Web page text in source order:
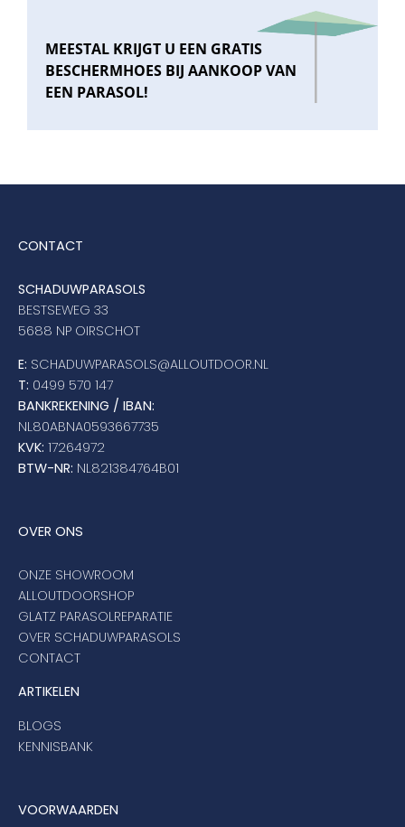
MEESTAL KRIJGT U EEN GRATIS
BESCHERMHOES BIJ AANKOOP VAN
EEN PARASOL!
CONTACT
SCHADUWPARASOLS
BESTSEWEG 33
5688 NP OIRSCHOT
E: SCHADUWPARASOLS@ALLOUTDOOR.NL
T: 0499 570 147
BANKREKENING / IBAN:
NL80ABNA0593667735
KVK: 17264972
BTW-NR: NL821384764B01
OVER ONS
ONZE SHOWROOM
ALLOUTDOORSHOP
GLATZ PARASOLREPARATIE
OVER SCHADUWPARASOLS
CONTACT
ARTIKELEN
BLOGS
KENNISBANK
VOORWAARDEN